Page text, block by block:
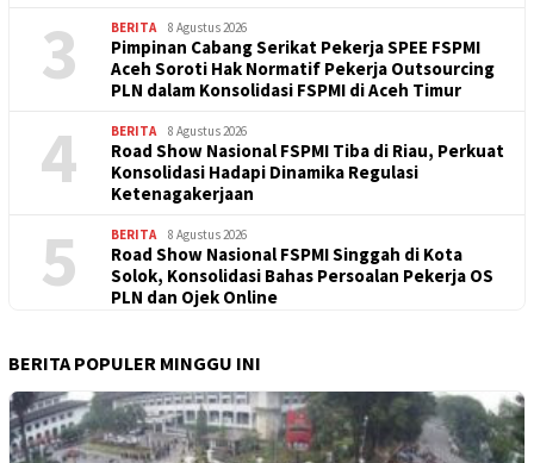
3 BERITA 8 Agustus 2026
Pimpinan Cabang Serikat Pekerja SPEE FSPMI
Aceh Soroti Hak Normatif Pekerja Outsourcing
PLN dalam Konsolidasi FSPMI di Aceh Timur
4 BERITA 8 Agustus 2026
Road Show Nasional FSPMI Tiba di Riau, Perkuat
Konsolidasi Hadapi Dinamika Regulasi
Ketenagakerjaan
5 BERITA 8 Agustus 2026
Road Show Nasional FSPMI Singgah di Kota
Solok, Konsolidasi Bahas Persoalan Pekerja OS
PLN dan Ojek Online
BERITA POPULER MINGGU INI